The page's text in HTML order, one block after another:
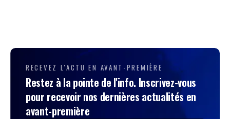
RECEVEZ L'ACTU EN AVANT-PREMIÈRE
Restez à la pointe de l'info. Inscrivez-vous
pour recevoir nos dernières actualités en
avant-première